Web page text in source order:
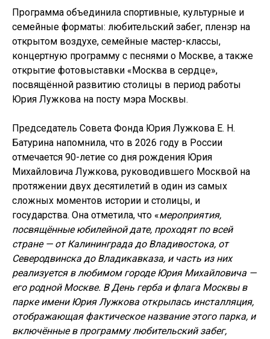
Программа объединила спортивные, культурные и
семейные форматы: любительский забег, пленэр на
открытом воздухе, семейные мастер-классы,
концертную программу с песнями о Москве, а также
открытие фотовыставки «Москва в сердце»,
посвящённой развитию столицы в период работы
Юрия Лужкова на посту мэра Москвы.
Председатель Совета Фонда Юрия Лужкова Е. Н.
Батурина напомнила, что в 2026 году в России
отмечается 90-летие со дня рождения Юрия
Михайловича Лужкова, руководившего Москвой на
протяжении двух десятилетий в один из самых
сложных моментов истории и столицы, и
государства. Она отметила, что «мероприятия,
посвящённые юбилейной дате, проходят по всей
стране — от Калининграда до Владивостока, от
Северодвинска до Владикавказа, и часть из них
реализуется в любимом городе Юрия Михайловича —
его родной Москве. В День герба и флага Москвы в
парке имени Юрия Лужкова открылась инсталляция,
отображающая фактическое название этого парка, и
включённые в программу любительский забег,